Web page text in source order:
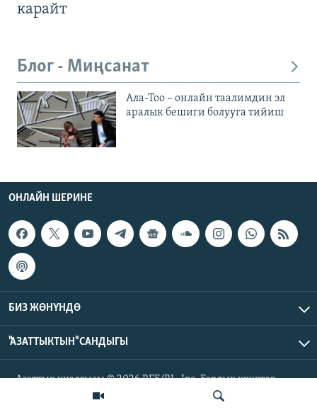
карайт
Блог - Миңсанат
Ала-Тоо – онлайн таалимдин эл
аралык бешиги болууга тийиш
ОНЛАЙН ШЕРИНЕ
БИЗ ЖӨНҮНДӨ
"АЗАТТЫКТЫН" САНДЫГЫ
Азаттык үналгысы © 2026 RFE/RL, Inc. Бардык укуктар